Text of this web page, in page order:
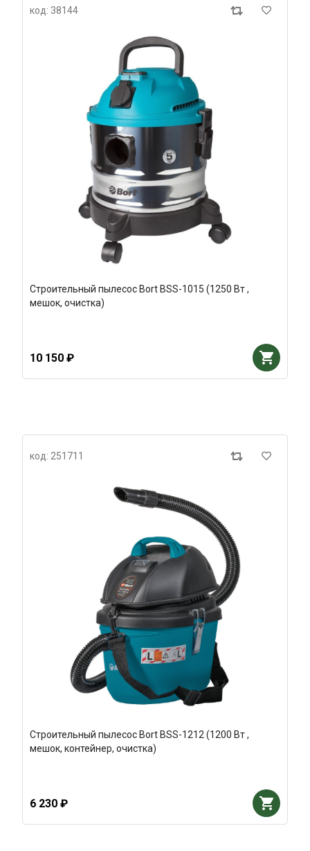
код: 38144
Строительный пылесос Bort BSS-1015 (1250 Вт ,
мешок, очистка)
10 150 ₽
код: 251711
Строительный пылесос Bort BSS-1212 (1200 Вт ,
мешок, контейнер, очистка)
6 230 ₽